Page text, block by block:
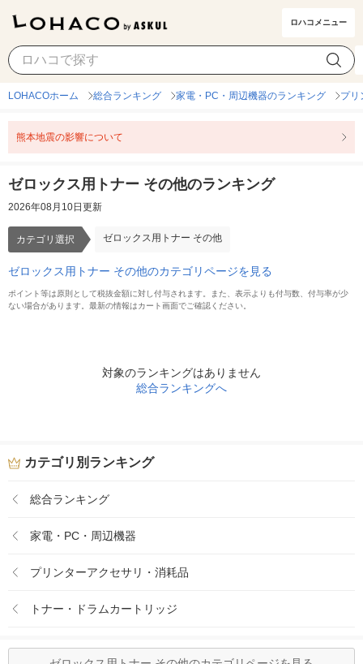
ロハコメニュー
ゼロックス用トナー その他 カテゴリ選択
LOHACOホーム 総合ランキング 家電・PC・周辺機器のランキング プリ
熊本地震の影響について
ゼロックス用トナー その他のランキング
2026年08月10日更新
カテゴリ選択 ゼロックス用トナー その他
ゼロックス用トナー その他のカテゴリページを見る
ポイント等は原則として税抜金額に対し付与されます。また、表示よりも付与数、付与率が少
ない場合があります。最新の情報はカート画面でご確認ください。
対象のランキングはありません
総合ランキングへ
カテゴリ別ランキング
総合ランキング
家電・PC・周辺機器
プリンターアクセサリ・消耗品
トナー・ドラムカートリッジ